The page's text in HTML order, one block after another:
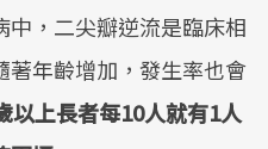
，二尖瓣逆流是臨床相
著年齡增加，發生率也會
以上長者每10人就有1人